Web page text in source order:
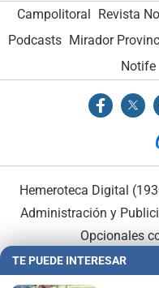
Campolitoral Revista
Podcasts Mirador
Notife
Hemeroteca Digital
Administración y
Opcionales
TE PUEDE INTERESAR